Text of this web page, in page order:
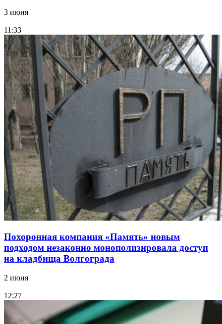
3 июня
11:33
Похоронная компания «Память» новым
подходом незаконно монополизировала доступ
на кладбища Волгограда
2 июня
12:27